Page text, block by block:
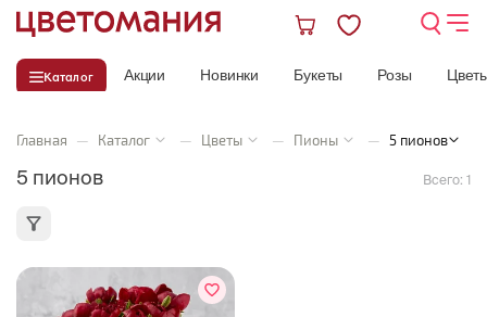
Каталог Акции Новинки Букеты Розы
Главная — Каталог — Цветы — Пионы — 5 пионов
5 пионов Всего: 1